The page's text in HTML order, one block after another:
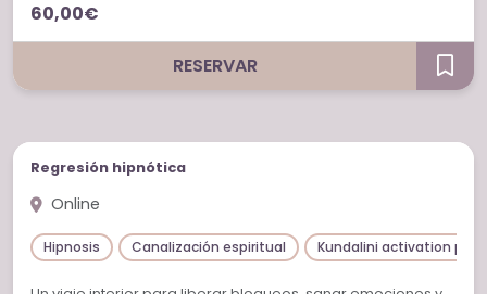
60,00€
RESERVAR
Sesiones individuales
Regresión hipnótica
Online
Hipnosis Canalización espiritual Kundalini activation